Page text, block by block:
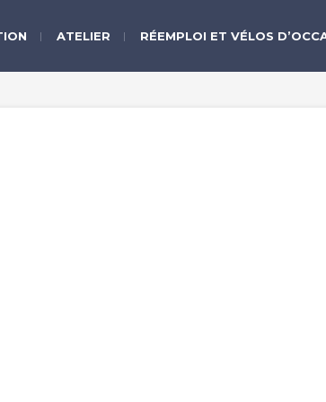
ATELIER RÉEMPLOI ET VÉLOS